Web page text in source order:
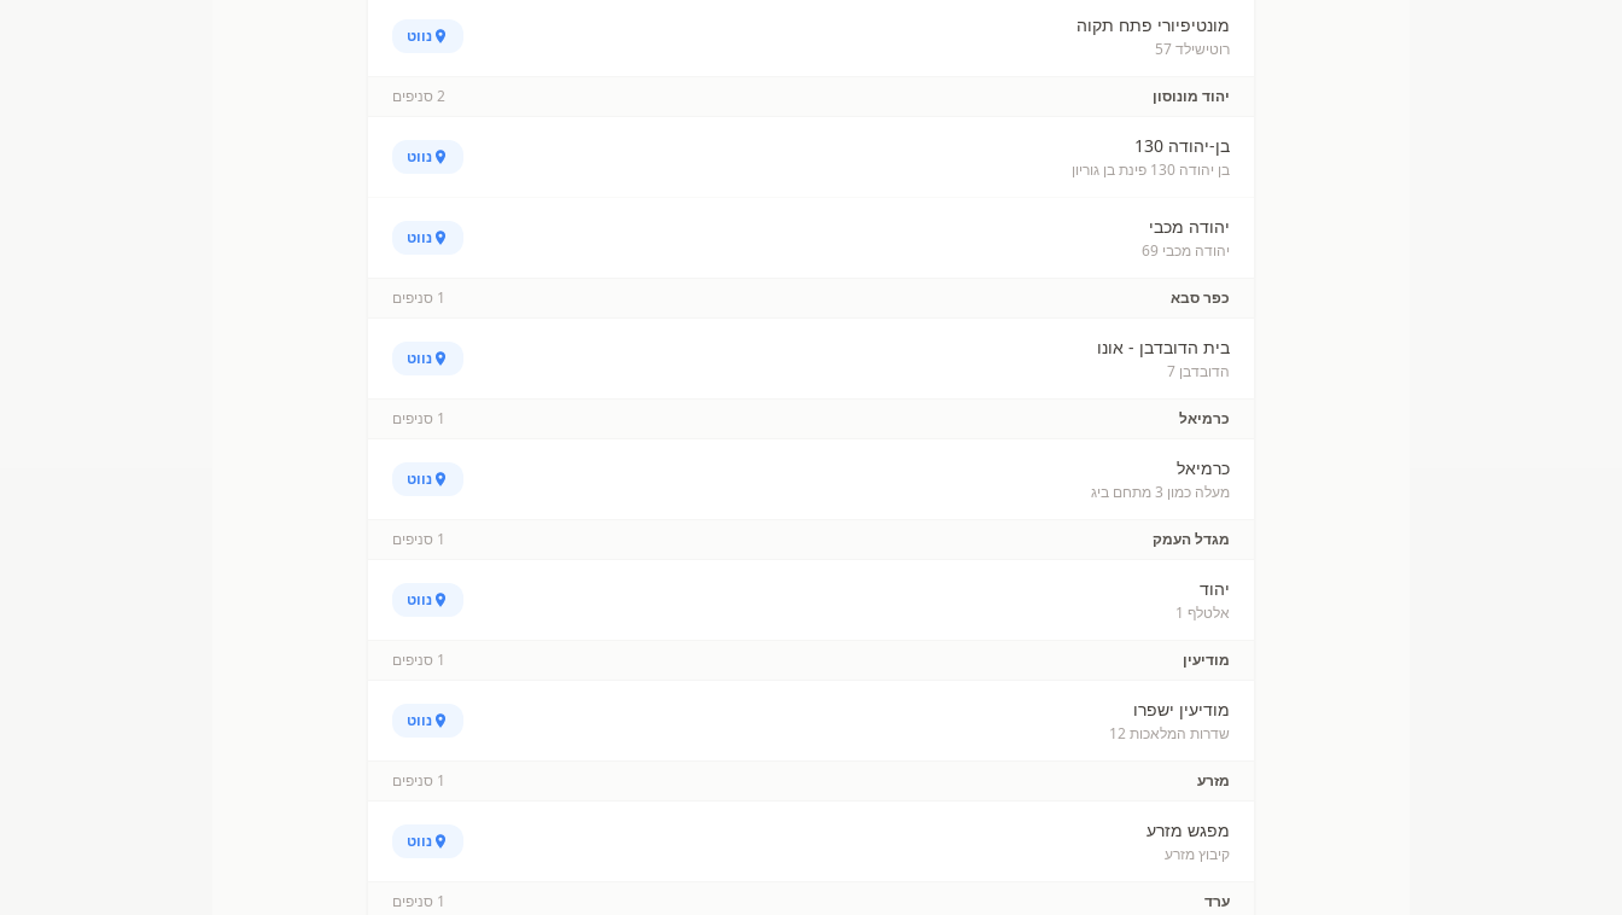
מונטיפיורי פתח תקוה
רוטישילד 57
נווט
יהוד מונוסון 2 סניפים
בן-יהודה 130
בן יהודה 130 פינת בן גוריון
נווט
יהודה מכבי
יהודה מכבי 69
נווט
כפר סבא 1 סניפים
בית הדובדבן - אונו
הדובדבן 7
נווט
כרמיאל 1 סניפים
כרמיאל
מעלה כמון 3 מתחם ביג
נווט
מגדל העמק 1 סניפים
יהוד
אלטלף 1
נווט
מודיעין 1 סניפים
מודיעין ישפרו
שדרות המלאכות 12
נווט
מזרע 1 סניפים
מפגש מזרע
קיבוץ מזרע
נווט
ערד 1 סניפים